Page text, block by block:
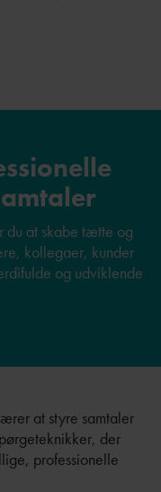
du at skabe tætte og
kollegaer, kunder
og udviklende
at styre samtaler
der
professionelle